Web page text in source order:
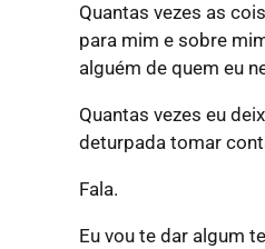
Quantas vezes as
para mim e sobre
alguém de quem eu
Quantas vezes eu
deturpada tomar
Fala.
Eu vou te dar algum